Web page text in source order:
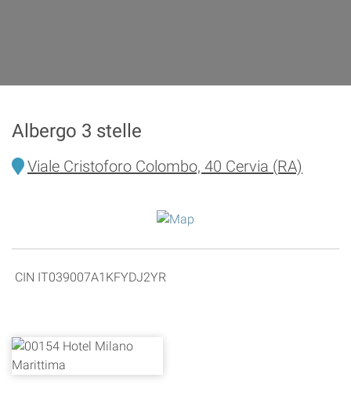
Albergo 3 stelle
Viale Cristoforo Colombo, 40 Cervia (RA)
CIN IT039007A1KFYDJ2YR